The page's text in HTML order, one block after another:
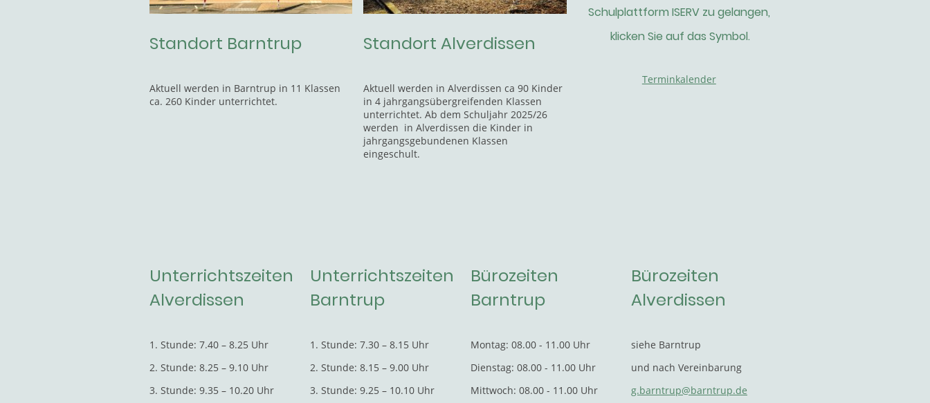
Standort Barntrup
Aktuell werden in Barntrup in 11 Klassen
ca. 260 Kinder unterrichtet.
Standort Alverdissen
Aktuell werden in Alverdissen ca 90 Kinder
in 4 jahrgangsübergreifenden Klassen
unterrichtet. Ab dem Schuljahr 2025/26
werden in Alverdissen die Kinder in
jahrgangsgebundenen Klassen
eingeschult.
Schulplattform ISERV zu gelangen,
klicken Sie auf das Symbol.
Terminkalender
Unterrichtszeiten
Alverdissen
1. Stunde: 7.40 – 8.25 Uhr
2. Stunde: 8.25 – 9.10 Uhr
3. Stunde: 9.35 – 10.20 Uhr
Unterrichtszeiten
Barntrup
1. Stunde: 7.30 – 8.15 Uhr
2. Stunde: 8.15 – 9.00 Uhr
3. Stunde: 9.25 – 10.10 Uhr
Bürozeiten
Barntrup
Montag: 08.00 - 11.00 Uhr
Dienstag: 08.00 - 11.00 Uhr
Mittwoch: 08.00 - 11.00 Uhr
Bürozeiten
Alverdissen
siehe Barntrup
und nach Vereinbarung
g.barntrup@barntrup.de